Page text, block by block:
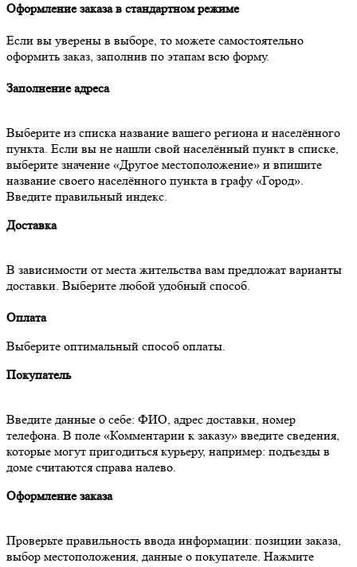
Оформление заказа в стандартном режиме
Если вы уверены в выборе, то можете самостоятельно
оформить заказ, заполнив по этапам всю форму.
Заполнение адреса
Выберите из списка название вашего региона и населённого
пункта. Если вы не нашли свой населённый пункт в списке,
выберите значение «Другое местоположение» и впишите
название своего населённого пункта в графу «Город».
Введите правильный индекс.
Доставка
В зависимости от места жительства вам предложат варианты
доставки. Выберите любой удобный способ.
Оплата
Выберите оптимальный способ оплаты.
Покупатель
Введите данные о себе: ФИО, адрес доставки, номер
телефона. В поле «Комментарии к заказу» введите сведения,
которые могут пригодиться курьеру, например: подъезды в
доме считаются справа налево.
Оформление заказа
Проверьте правильность ввода информации: позиции заказа,
выбор местоположения, данные о покупателе. Нажмите